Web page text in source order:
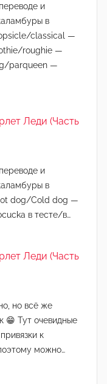
и
в
classical —
roughie —
parqueen —
Леди (Часть
и
в
dog/Cold dog —
в тесте/в…
Леди (Часть
но всё же
😁 Тут очевидные
к
можно…